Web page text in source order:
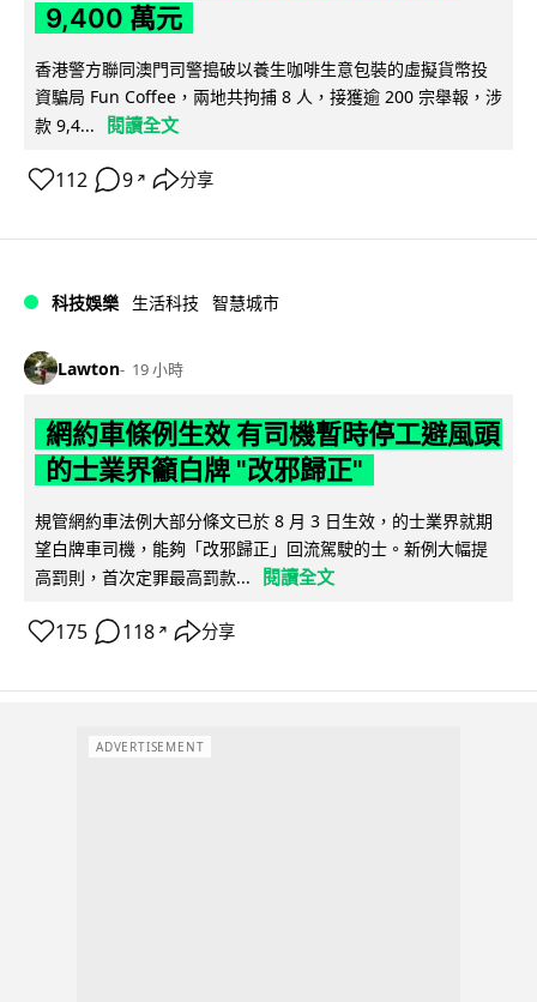
9,400 萬元
香港警方聯同澳門司警搗破以養生咖啡生意包裝的虛擬貨幣投
資騙局 Fun Coffee，兩地共拘捕 8 人，接獲逾 200 宗舉報，涉
款 9,4...
閱讀全文
112 9 ↗ 分享
科技娛樂 生活科技 智慧城市
Lawton 19 小時
網約車條例生效 有司機暫時停工避風頭
的士業界籲白牌 "改邪歸正"
規管網約車法例大部分條文已於 8 月 3 日生效，的士業界就期
望白牌車司機，能夠「改邪歸正」回流駕駛的士。新例大幅提
高罰則，首次定罪最高罰款...
閱讀全文
175 118 ↗ 分享
ADVERTISEMENT